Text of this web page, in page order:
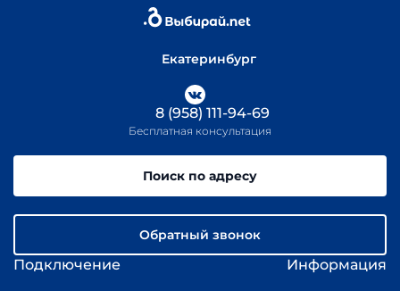
Екатеринбург
Подключение Информация
8 (958) 111-94-69
Бесплатная консультация
Поиск по адресу
Обратный звонок